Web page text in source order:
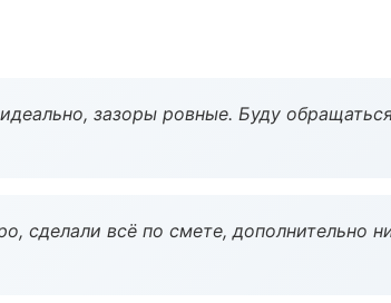
зазоры ровные. Буду
сделали всё по смете, дополнительно